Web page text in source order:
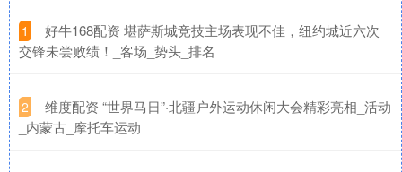
1
​好牛168配资 堪萨斯城竞技主场表现不佳，纽约城近六次
交锋未尝败绩！_客场_势头_排名
2
​维度配资 “世界马日”·北疆户外运动休闲大会精彩亮相_活动
_内蒙古_摩托车运动